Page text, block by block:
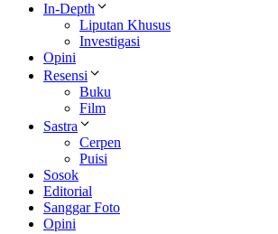
In-Depth
Liputan Khusus
Investigasi
Opini
Resensi
Buku
Film
Sastra
Cerpen
Puisi
Sosok
Editorial
Sanggar Foto
Opini